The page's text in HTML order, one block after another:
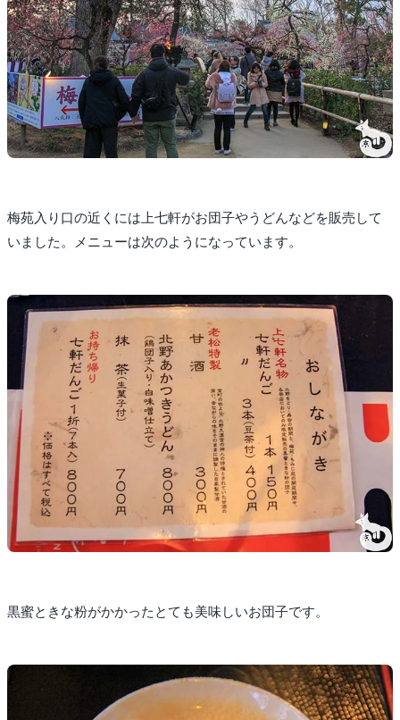
梅苑入り口の近くには上七軒がお団子やうどんなどを販売して
いました。メニューは次のようになっています。
黒蜜ときな粉がかかったとても美味しいお団子です。